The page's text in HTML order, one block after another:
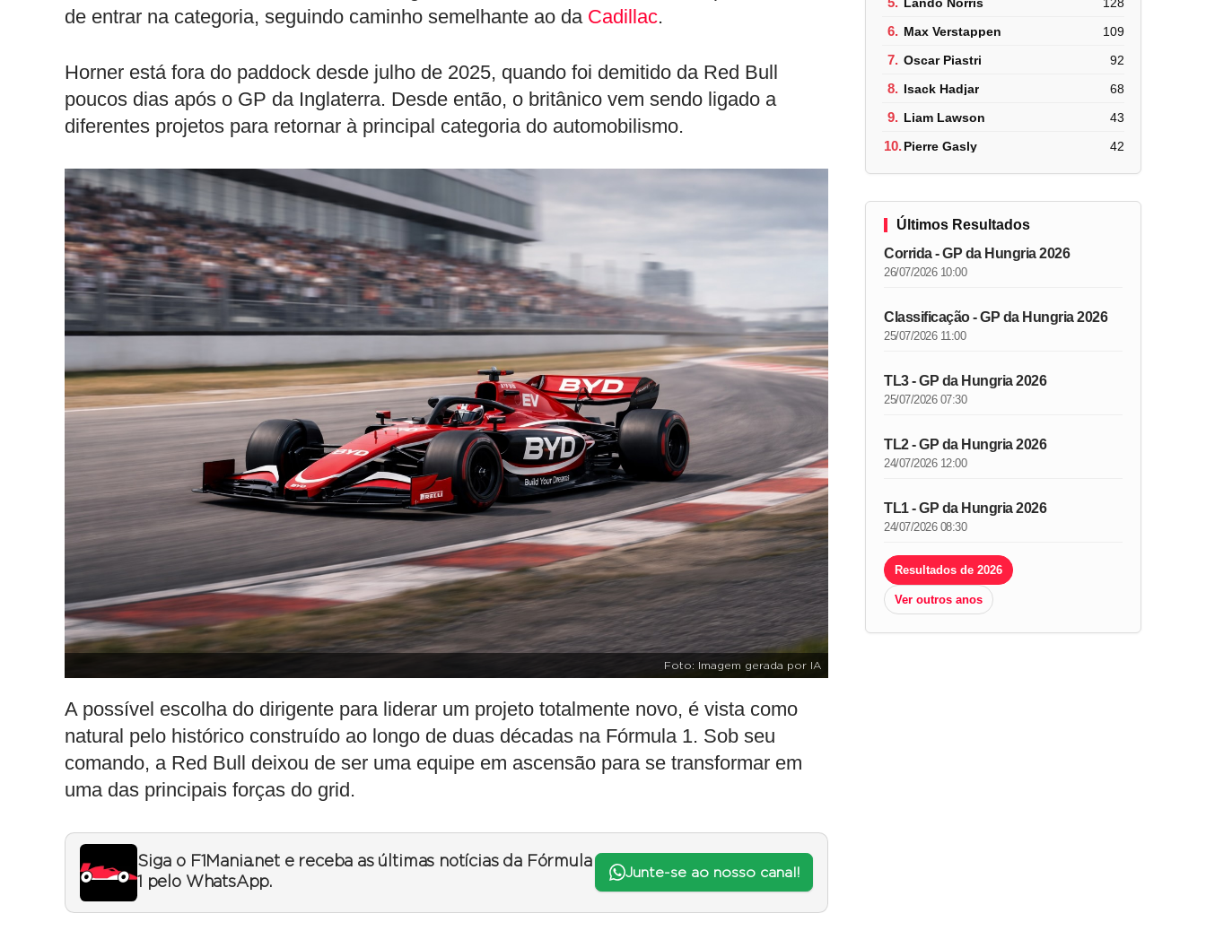
de entrar na categoria, seguindo caminho semelhante ao da Cadillac.
Horner está fora do paddock desde julho de 2025, quando foi demitido da Red Bull
poucos dias após o GP da Inglaterra. Desde então, o britânico vem sendo ligado a
diferentes projetos para retornar à principal categoria do automobilismo.
Foto: Imagem gerada por IA
A possível escolha do dirigente para liderar um projeto totalmente novo, é vista como
natural pelo histórico construído ao longo de duas décadas na Fórmula 1. Sob seu
comando, a Red Bull deixou de ser uma equipe em ascensão para se transformar em
uma das principais forças do grid.
Siga o F1Mania.net e receba as últimas notícias da Fórmula
1 pelo WhatsApp.
Junte-se ao nosso canal!
6. Max Verstappen 109
7. Oscar Piastri 92
8. Isack Hadjar 68
9. Liam Lawson 43
10.Pierre Gasly 42
Últimos Resultados
Corrida - GP da Hungria 2026
26/07/2026 10:00
Classificação - GP da Hungria 2026
25/07/2026 11:00
TL3 - GP da Hungria 2026
25/07/2026 07:30
TL2 - GP da Hungria 2026
24/07/2026 12:00
TL1 - GP da Hungria 2026
24/07/2026 08:30
Resultados de 2026
Ver outros anos